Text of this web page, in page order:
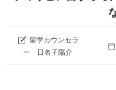
留学カウンセラ
ー 日名子陽介